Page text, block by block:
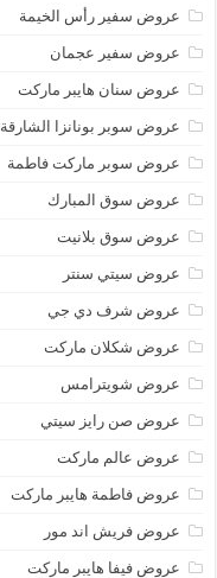
عروض سفير رأس الخيمة
عروض سفير عجمان
عروض سنان هايبر ماركت
عروض سوبر بونانزا الشارقة
عروض سوبر ماركت فاطمة
عروض سوق المبارك
عروض سوق بلانيت
عروض سيتي سنتر
عروض شرف دي جي
عروض شكلان ماركت
عروض شويترامس
عروض صن رايز سيتي
عروض عالم ماركت
عروض فاطمة هايبر ماركت
عروض فريش اند مور
عروض فيفا هايبر ماركت